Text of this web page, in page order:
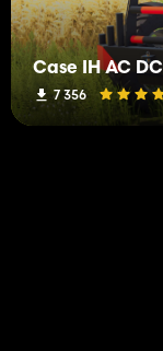
Case IH AC DC
7 356